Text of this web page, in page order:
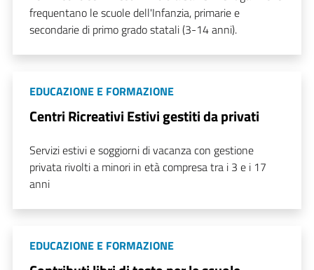
frequentano le scuole dell'Infanzia, primarie e
secondarie di primo grado statali (3-14 anni).
EDUCAZIONE E FORMAZIONE
Centri Ricreativi Estivi gestiti da privati
Servizi estivi e soggiorni di vacanza con gestione
privata rivolti a minori in età compresa tra i 3 e i 17
anni
EDUCAZIONE E FORMAZIONE